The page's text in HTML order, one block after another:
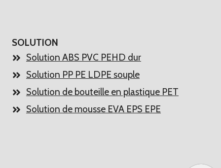
SOLUTION
Solution ABS PVC PEHD dur
Solution PP PE LDPE souple
Solution de bouteille en plastique PET
Solution de mousse EVA EPS EPE